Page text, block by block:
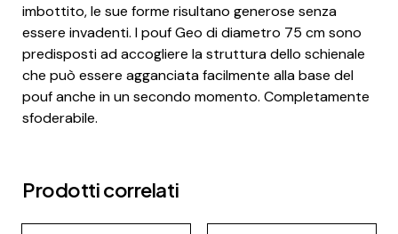
imbottito, le sue forme risultano generose senza
essere invadenti. I pouf Geo di diametro 75 cm sono
predisposti ad accogliere la struttura dello schienale
che può essere agganciata facilmente alla base del
pouf anche in un secondo momento. Completamente
sfoderabile.
Prodotti correlati